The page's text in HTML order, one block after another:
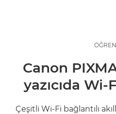
Canon
yazıcıda
Çeşitli Wi-Fi bağlantılı